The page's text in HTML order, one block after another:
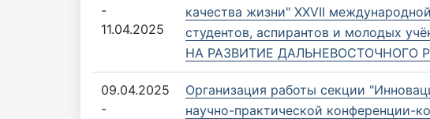
-
11.04.2025
качества жизни" XXVII
студентов, аспирантов и молодых
НА РАЗВИТИЕ ДАЛЬНЕВОСТОЧНОГО
09.04.2025
-
Организация работы секции
научно-практической конференции-